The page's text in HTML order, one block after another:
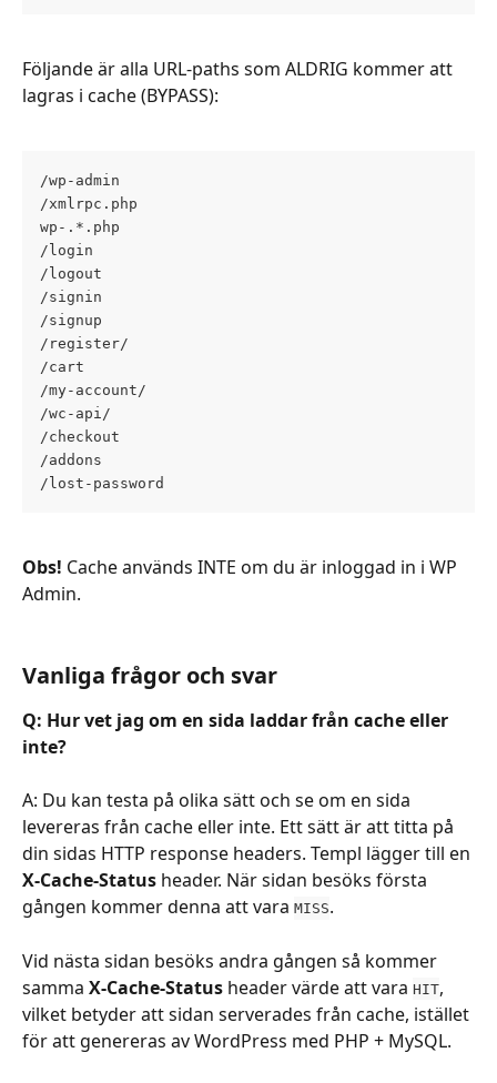
Följande är alla URL-paths som ALDRIG kommer att
lagras i cache (BYPASS):
/wp-admin
/xmlrpc.php
wp-.*.php
/login
/logout
/signin
/signup
/register/
/cart
/my-account/
/wc-api/
/checkout
/addons
/lost-password
Obs! Cache används INTE om du är inloggad in i WP
Admin.
Vanliga frågor och svar
Q: Hur vet jag om en sida laddar från cache eller
inte?
A: Du kan testa på olika sätt och se om en sida
levereras från cache eller inte. Ett sätt är att titta på
din sidas HTTP response headers. Templ lägger till en
X-Cache-Status header. När sidan besöks första
gången kommer denna att vara MISS.
Vid nästa sidan besöks andra gången så kommer
samma X-Cache-Status header värde att vara HIT,
vilket betyder att sidan serverades från cache, istället
för att genereras av WordPress med PHP + MySQL.